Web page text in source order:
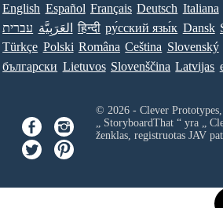
English Español Français Deutsch Italiana
עברית العَرَبِيَّة हिन्दी ру́сский язы́к Dansk
Türkçe Polski Româna Ceština Slovenský
български Lietuvos Slovenščina Latvijas
© 2026 - Clever
„ StoryboardThat “ yra „
ženklas, registruotas JAV